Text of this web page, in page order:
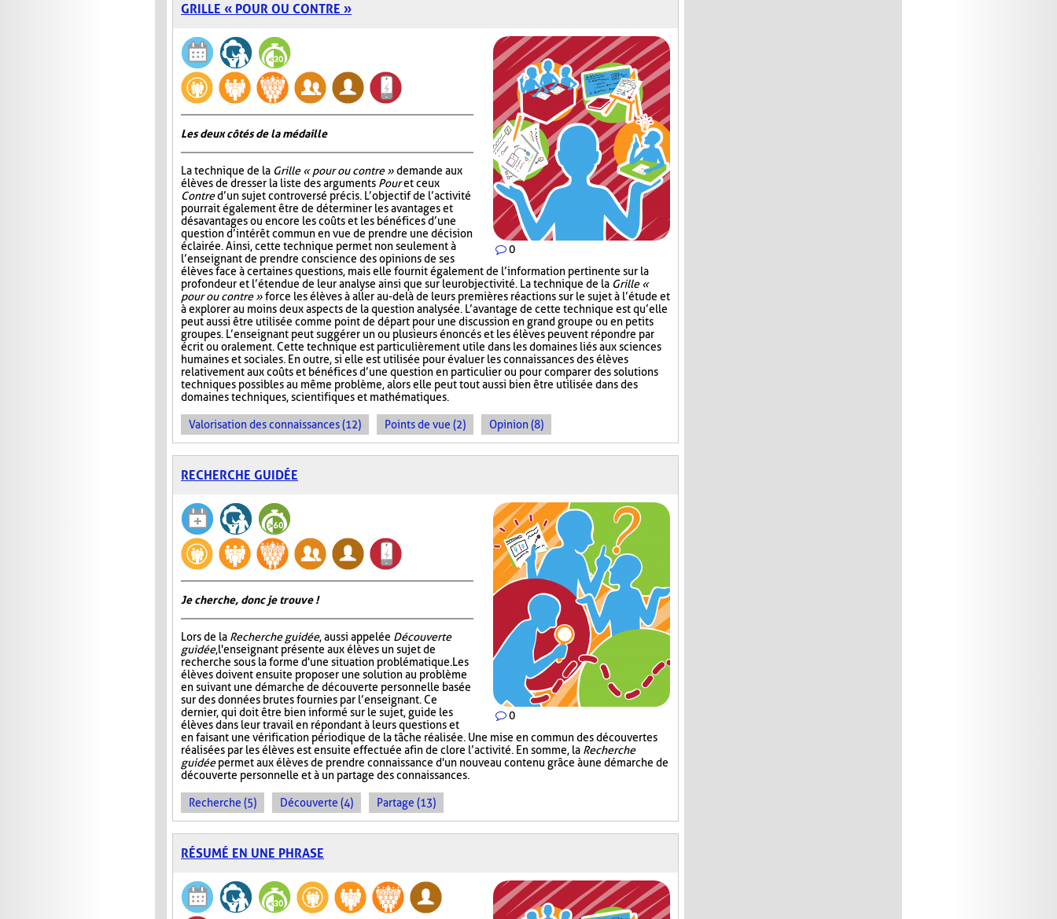
GRILLE « POUR OU CONTRE »
0
Les deux côtés de la médaille
La technique de la Grille « pour ou contre »demande aux
élèves de dresser la liste des arguments Pouret ceux
Contred’un sujet controversé précis. L’objectif de l’activité
pourrait également être de déterminer les avantages et
désavantages ou encore les coûts et les bénéfices d’une
question d’intérêt commun en vue de prendre une décision
éclairée. Ainsi, cette technique permet non seulement à
l’enseignant de prendre conscience des opinions de ses
élèves face à certaines questions, mais elle fournit également de l’information pertinente sur la
profondeur et l’étendue de leur analyse ainsi que sur leur objectivité. La technique de la Grille «
pour ou contre »force les élèves à aller au-delà de leurs premières réactions sur le sujet à l’étude et
à explorer au moins deux aspects de la question analysée. L’avantage de cette technique est qu’elle
peut aussi être utilisée comme point de départ pour une discussion en grand groupe ou en petits
groupes. L’enseignant peut suggérer un ou plusieurs énoncés et les élèves peuvent répondre par
écrit ou oralement. Cette technique est particulièrement utile dans les domaines liés aux sciences
humaines et sociales. En outre, si elle est utilisée pour évaluer les connaissances des élèves
relativement aux coûts et bénéfices d’une question en particulier ou pour comparer des solutions
techniques possibles au même problème, alors elle peut tout aussi bien être utilisée dans des
domaines techniques, scientifiques et mathématiques.
Valorisation des connaissances (12) Points de vue (2) Opinion (8)
RECHERCHE GUIDÉE
0
Je cherche, donc je trouve !
Lors de la Recherche guidée, aussi appelée Découverte
guidée, l'enseignant présente aux élèves un sujet de
recherche sous la forme d'une situation problématique. Les
élèves doivent ensuite proposer une solution au problème
en suivant une démarche de découverte personnelle basée
sur des données brutes fournies par l’enseignant. Ce
dernier, qui doit être bien informé sur le sujet, guide les
élèves dans leur travail en répondant à leurs questions et
en faisant une vérification périodique de la tâche réalisée. Une mise en commun des découvertes
réalisées par les élèves est ensuite effectuée afin de clore l’activité. En somme, la Recherche
guidéepermet aux élèves de prendre connaissance d'un nouveau contenu grâce à une démarche de
découverte personnelle et à un partage des connaissances.
Recherche (5) Découverte (4) Partage (13)
RÉSUMÉ EN UNE PHRASE